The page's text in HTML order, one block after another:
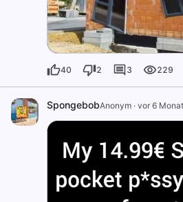
40 2 3 229
SpongebobAnonym · vor 6